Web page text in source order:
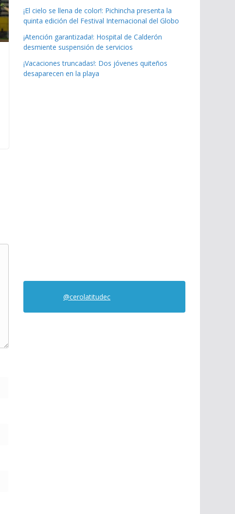
¡El cielo se llena de color!: Pichincha presenta la
quinta edición del Festival Internacional del Globo
¡Atención garantizada!: Hospital de Calderón
desmiente suspensión de servicios
¡Vacaciones truncadas!: Dos jóvenes quiteños
desaparecen en la playa
@cerolatitudec